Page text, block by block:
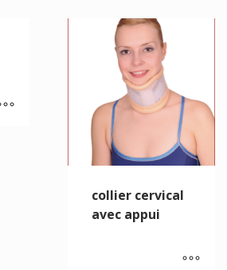
collier cervical
avec appui